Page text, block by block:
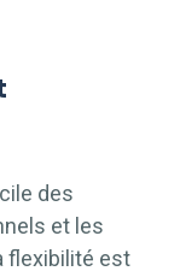
des
et les
flexibilité est